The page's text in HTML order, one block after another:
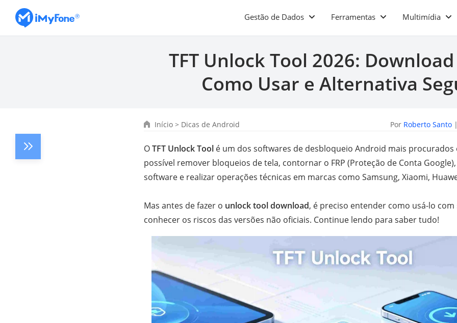
Gestão de Dados Ferramentas Multimídia
TFT Unlock Tool 2026:
Como Usar e Alternativa
Início > Dicas de Android Por Roberto Santo
OTFT Unlock Tool é um dos softwares de desbloqueio Android mais procurados
possível remover bloqueios de tela, contornar o FRP (Proteção de Conta
software e realizar operações técnicas em marcas como Samsung, Xiaomi,
Mas antes de fazer o unlock tool download, é preciso entender como usá-lo
conhecer os riscos das versões não oficiais. Continue lendo para saber tudo!